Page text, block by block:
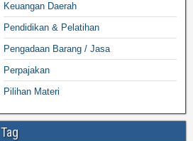
Keuangan Daerah
Pendidikan & Pelatihan
Pengadaan Barang / Jasa
Perpajakan
Pilihan Materi
Tag